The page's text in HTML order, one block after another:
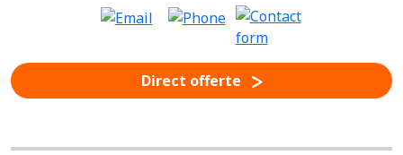
Direct offerte